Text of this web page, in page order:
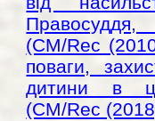
(CM/Rec
поваги,
дитини в
(CM/Rec